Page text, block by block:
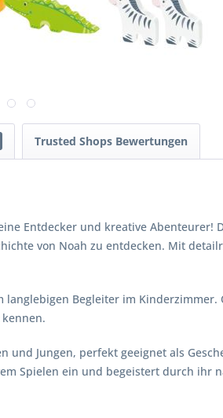
Trusted Shops Bewertungen
Entdecker und kreative
von Noah zu entdecken. Mit
Begleiter im
und Jungen, perfekt geeignet als
Spielen ein und begeistert durch ihr